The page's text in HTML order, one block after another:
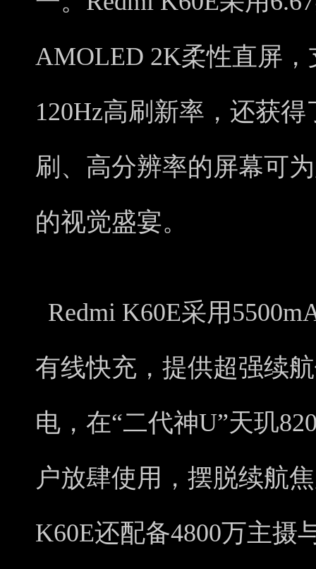
AMOLED 2K柔性直屏
120Hz高刷新率，还获
刷、高分辨率的屏幕可
的视觉盛宴。
Redmi K60E采用
有线快充，提供超强续
电，在“二代神U”天玑
户放肆使用，摆脱续航
K60E还配备4800万主摄